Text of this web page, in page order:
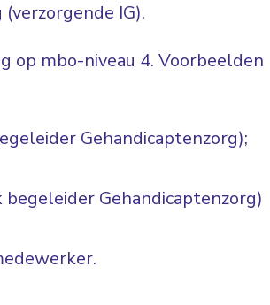
IG).
op mbo-niveau 4. Voorbeelden
Gehandicaptenzorg);
Gehandicaptenzorg)